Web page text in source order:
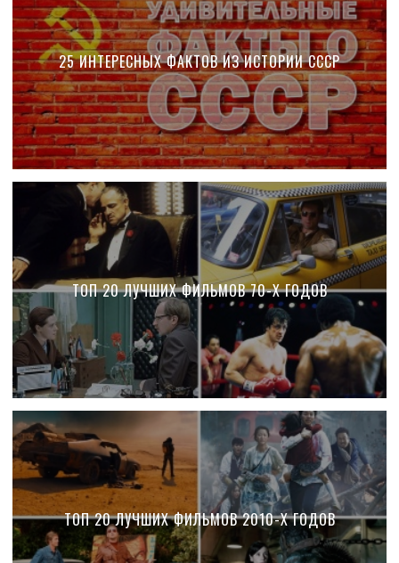
25 ИНТЕРЕСНЫХ ФАКТОВ ИЗ ИСТОРИИ СССР
ТОП 20 ЛУЧШИХ ФИЛЬМОВ 70-Х ГОДОВ
ТОП 20 ЛУЧШИХ ФИЛЬМОВ 2010-Х ГОДОВ